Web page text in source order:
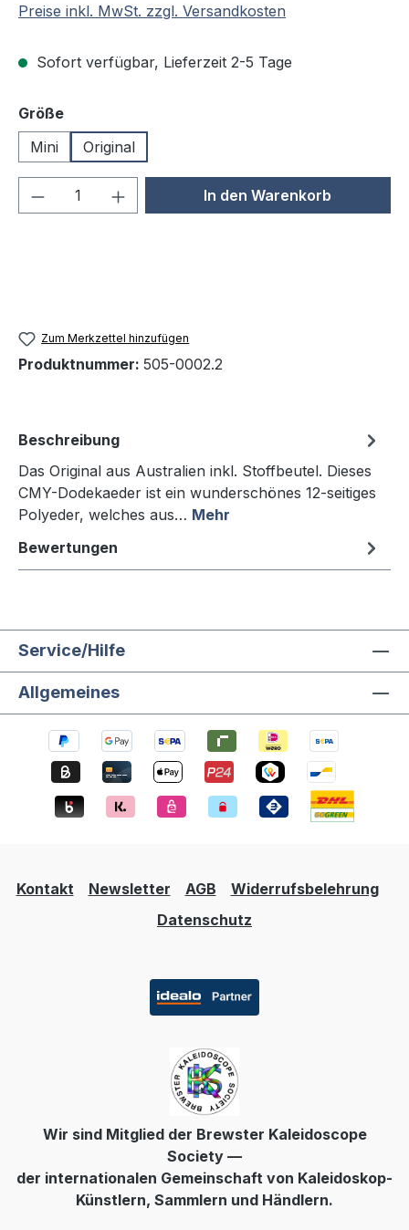
Preise inkl. MwSt. zzgl. Versandkosten
Sofort verfügbar, Lieferzeit 2-5 Tage
Größeauswählen
Mini
Original
Produkt Anzahl: Gib denIn den Warenkorb
Zum Merkzettel hinzufügen
Produktnummer: 505-0002.2
Beschreibung
Das Original aus Australien inkl. Stoffbeutel. Dieses
CMY-Dodekaeder ist ein wunderschönes 12-seitiges
Polyeder, welches aus… Mehr
Bewertungen
Service/Hilfe
Allgemeines
Kontakt Newsletter AGB
Widerrufsbelehrung
Datenschutz
Wir sind Mitglied der Brewster Kaleidoscope
Society —
der internationalen Gemeinschaft von Kaleidoskop-
Künstlern, Sammlern und Händlern.